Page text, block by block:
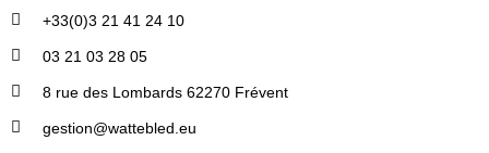
+33(0)3 21 41 24 10
03 21 03 28 05
8 rue des Lombards 62270 Frévent
gestion@wattebled.eu